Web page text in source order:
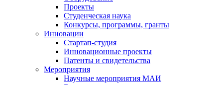
Проекты
Студенческая наука
Конкурсы, программы, гранты
Инновации
Стартап-студия
Инновационные проекты
Патенты и свидетельства
Мероприятия
Научные мероприятия МАИ